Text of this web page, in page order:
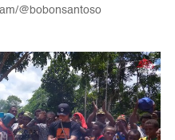
@bobonsantoso